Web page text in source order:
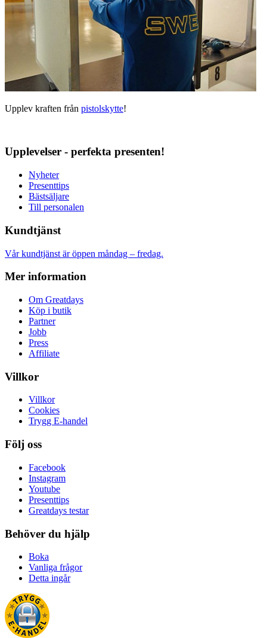
Upplev kraften från pistolskytte!
Upplevelser - perfekta presenten!
Nyheter
Presenttips
Bästsäljare
Till personalen
Kundtjänst
Vår kundtjänst är öppen måndag – fredag.
Mer information
Om Greatdays
Köp i butik
Partner
Jobb
Press
Affiliate
Villkor
Villkor
Cookies
Trygg E-handel
Följ oss
Facebook
Instagram
Youtube
Presenttips
Greatdays testar
Behöver du hjälp
Boka
Vanliga frågor
Detta ingår